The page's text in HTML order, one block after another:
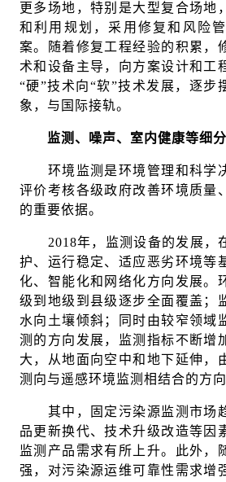
更多场地，特别是大型复合场地
和利用规划，采用修复和风险
案。随着修复工程经验的积累，
术和设备主导，向方案设计和工
“硬”技术向“软”技术发展，逐步
象，与国际接轨。
监测、噪声、室内健康等细
环境监测是环境管理和科学
评价考核各级政府改善环境质量
的重要依据。
2018年，监测设备的发展，
护、运行稳定、适应恶劣环境等
化、智能化和网络化方向发展。
级到地级到县级逐步全面覆盖；
水向土壤倾斜；同时由较窄领域
测的方向发展，监测指标不断增
大，从地面向空中和地下延伸，
测向与遥感环境监测相结合的方向
其中，固定污染源监测市场
品更新换代、技术升级改造等因
监测产品需求有所上升。此外，
强，对污染源运维可靠性需求增